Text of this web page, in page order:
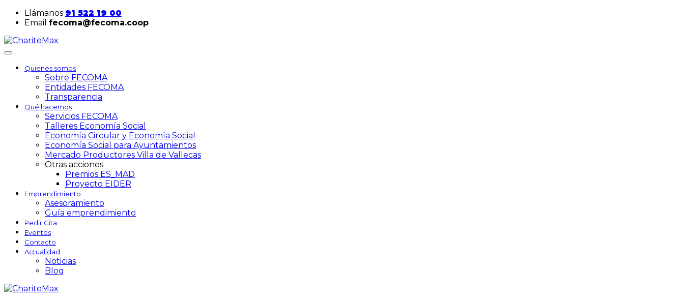
Llámanos 91 522 19 00
Email fecoma@fecoma.coop
Quienes somos
Sobre FECOMA
Entidades FECOMA
Transparencia
Qué hacemos
Servicios FECOMA
Talleres Economía Social
Economía Circular y Economía Social
Economía Social para Ayuntamientos
Mercado Productores Villa de Vallecas
Otras acciones
Premios ES_MAD
Proyecto EIDER
Emprendimiento
Asesoramiento
Guía emprendimiento
Pedir Cita
Eventos
Contacto
Actualidad
Noticias
Blog